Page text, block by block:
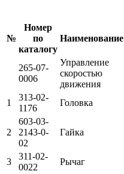
№
Номер
по
каталогу
Наименование
265-07-
0006
Управление
скоростью
движения
1
313-02-
1176
Головка
2
603-03-
2143-0-
02
Гайка
3
311-02-
0022
Рычаг